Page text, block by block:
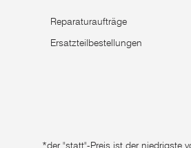
Reparaturaufträge
Ersatzteilbestellungen
*der "statt"-Preis ist der niedrigste